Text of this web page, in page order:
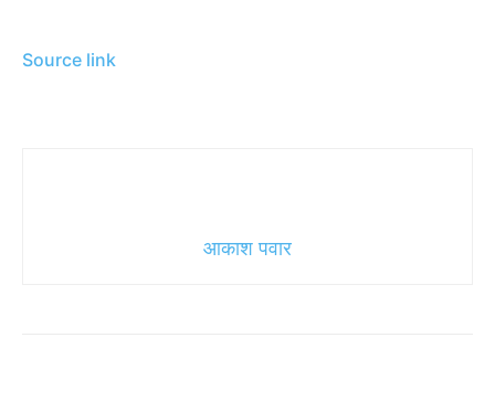
Source link
आकाश पवार